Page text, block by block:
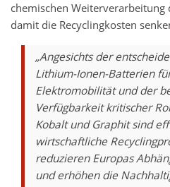
chemischen Weiterverarbeitung
damit die Recyclingkosten
„Angesichts der
Lithium-Ionen-Batterien
Elektromobilität und der
Verfügbarkeit kritischer
Kobalt und Graphit sind
wirtschaftliche
reduzieren Europas
und erhöhen die